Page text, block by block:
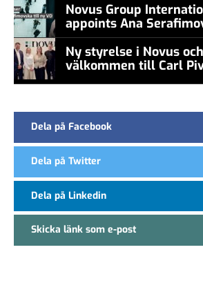
Novus Group
appoints Ana
new CEO
Ny styrelse i Novus
välkommen till Carl
Dela på Facebook
Dela på Twitter
Dela på Linkedin
Skicka länk som e-post